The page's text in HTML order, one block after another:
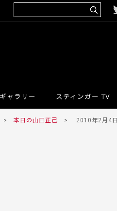
ギャラリー スティンガー TV
> 本日の山口正己 > 2010年2月4日